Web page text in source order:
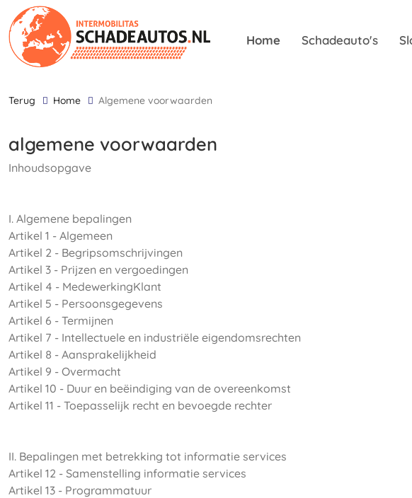
Home Schadeauto's
terug Home algemene voorwaarden
algemene voorwaarden
Inhoudsopgave
I. Algemene bepalingen
Artikel 1 - Algemeen
Artikel 2 - Begripsomschrijvingen
Artikel 3 - Prijzen en vergoedingen
Artikel 4 - MedewerkingKlant
Artikel 5 - Persoonsgegevens
Artikel 6 - Termijnen
Artikel 7 - Intellectuele en industriële eigendomsrechten
Artikel 8 - Aansprakelijkheid
Artikel 9 - Overmacht
Artikel 10 - Duur en beëindiging van de overeenkomst
Artikel 11 - Toepasselijk recht en bevoegde rechter
II. Bepalingen met betrekking tot informatie services
Artikel 12 - Samenstelling informatie services
Artikel 13 - Programmatuur